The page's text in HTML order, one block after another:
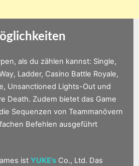
als du zählen kannst: Single,
Ladder, Casino Battle Royale,
Unsanctioned Lights-Out und
Death. Zudem bietet das Game
Sequenzen von Teammanövern
Befehlen ausgeführt
ist YUKE’s Co., Ltd. Das